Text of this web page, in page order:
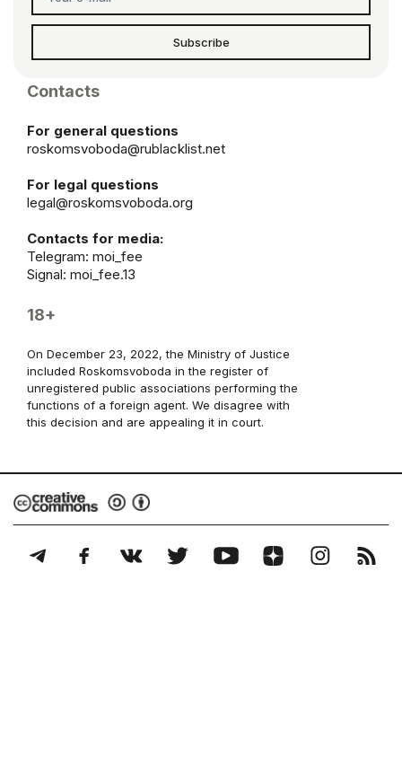
Subscribe
Contacts
For general questions
roskomsvoboda@rublacklist.net
For legal questions
legal@roskomsvoboda.org
Contacts for media:
Telegram: moi_fee
Signal: moi_fee.13
18+
On December 23, 2022, the Ministry of Justice
included Roskomsvoboda in the register of
unregistered public associations performing the
functions of a foreign agent. We disagree with
this decision and are appealing it in court.